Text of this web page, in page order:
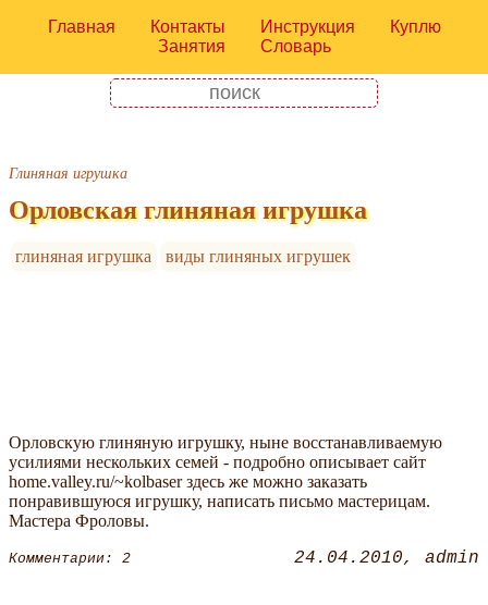
Главная Контакты Инструкция
Куплю
Занятия
Словарь
Глиняная игрушка
Орловская глиняная игрушка
глиняная игрушка виды глиняных игрушек
Орловскую глиняную игрушку, ныне восстанавливаемую
усилиями нескольких семей - подробно описывает сайт
home.valley.ru/~kolbaser здесь же можно заказать
понравившуюся игрушку, написать письмо мастерицам.
Мастера Фроловы.
Комментарии: 2 24.04.2010 admin